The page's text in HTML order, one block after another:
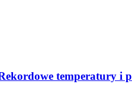
temperatury i